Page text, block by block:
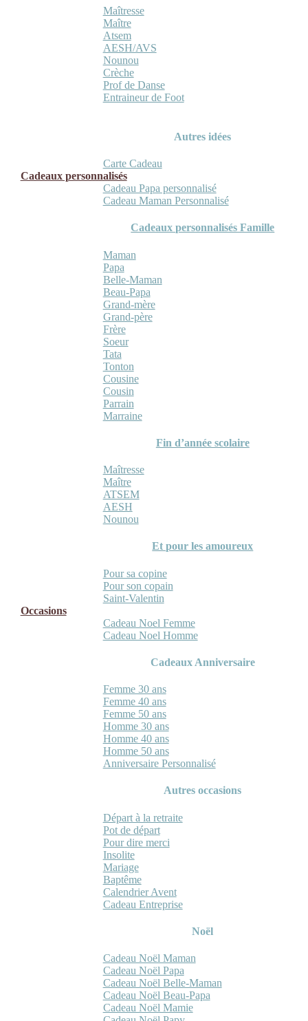
Maîtresse
Maître
Atsem
AESH/AVS
Nounou
Crèche
Prof de Danse
Entraineur de Foot
Autres idées
Carte Cadeau
Cadeaux personnalisés
Cadeau Papa personnalisé
Cadeau Maman Personnalisé
Cadeaux personnalisés Famille
Maman
Papa
Belle-Maman
Beau-Papa
Grand-mère
Grand-père
Frère
Soeur
Tata
Tonton
Cousine
Cousin
Parrain
Marraine
Fin d’année scolaire
Maîtresse
Maître
ATSEM
AESH
Nounou
Et pour les amoureux
Pour sa copine
Pour son copain
Saint-Valentin
Occasions
Cadeau Noel Femme
Cadeau Noel Homme
Cadeaux Anniversaire
Femme 30 ans
Femme 40 ans
Femme 50 ans
Homme 30 ans
Homme 40 ans
Homme 50 ans
Anniversaire Personnalisé
Autres occasions
Départ à la retraite
Pot de départ
Pour dire merci
Insolite
Mariage
Baptême
Calendrier Avent
Cadeau Entreprise
Noël
Cadeau Noël Maman
Cadeau Noël Papa
Cadeau Noël Belle-Maman
Cadeau Noël Beau-Papa
Cadeau Noël Mamie